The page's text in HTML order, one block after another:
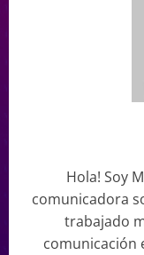
Hola! Soy
comunicadora
trabajado
comunicación